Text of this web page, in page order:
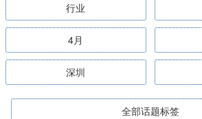
行业
4月
深圳
全部话题标签